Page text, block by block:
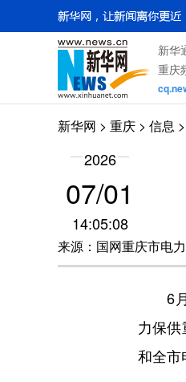
新华
重庆
新华网 > 重庆 > 信息
2026
07/01
14:05:08
来源：国网重庆市电
6月
力保
和全市